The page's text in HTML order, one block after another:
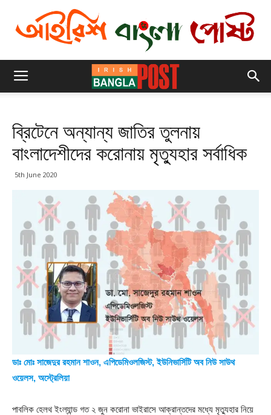
ব্রিটেনে অন্যান্য জাতির তুলনায়
বাংলাদেশীদের করোনায় মৃত্যুহার সর্বাধিক
5th June 2020
ডাঃ মোঃ সাজেদুর রহমান শাওন, এপিডেমিওলজিস্ট, ইউনিভার্সিটি অব নিউ সাউথ
ওয়েলস, অস্ট্রেলিয়া
পাবলিক হেলথ ইংল্যান্ড গত ২ জুন করোনা ভাইরাসে আক্রান্তদের মধ্যে মৃত্যুহার নিয়ে